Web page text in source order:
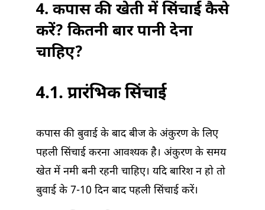
4. कपास की खेती में सिंचाई कैसे
करें? कितनी बार पानी देना
चाहिए?
4.1. प्रारंभिक सिंचाई
कपास की बुवाई के बाद बीज के अंकुरण के लिए
पहली सिंचाई करना आवश्यक है। अंकुरण के समय
खेत में नमी बनी रहनी चाहिए। यदि बारिश न हो तो
बुवाई के 7-10 दिन बाद पहली सिंचाई करें।